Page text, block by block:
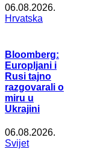
06.08.2026.
Hrvatska
Bloomberg:
Europljani i
Rusi tajno
razgovarali o
miru u
Ukrajini
06.08.2026.
Svijet